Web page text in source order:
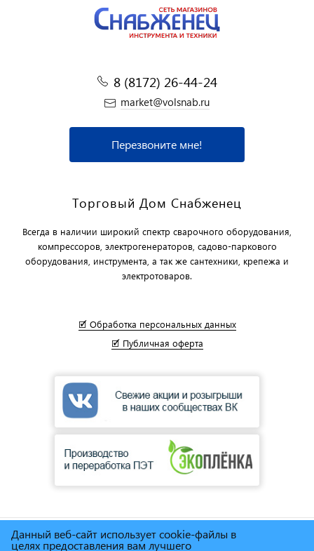
8 (8172) 26-44-24
market@volsnab.ru
Перезвоните мне!
Торговый Дом Снабженец
Всегда в наличии широкий спектр сварочного оборудования,
компрессоров, электрогенераторов, садово-паркового
оборудования, инструмента, а так же сантехники, крепежа и
электротоваров.
🗹 Обработка персональных данных
🗹 Публичная оферта
© Сеть магазинов инструмента и техники"Торговый дом
Данный веб-сайт использует cookie-файлы в
целях предоставления вам лучшего